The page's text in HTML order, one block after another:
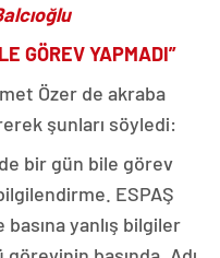
GÖREV YAPMADI”
Özer de akraba
şunları söyledi:
bir gün bile görev
ESPAŞ
yanlış bilgiler